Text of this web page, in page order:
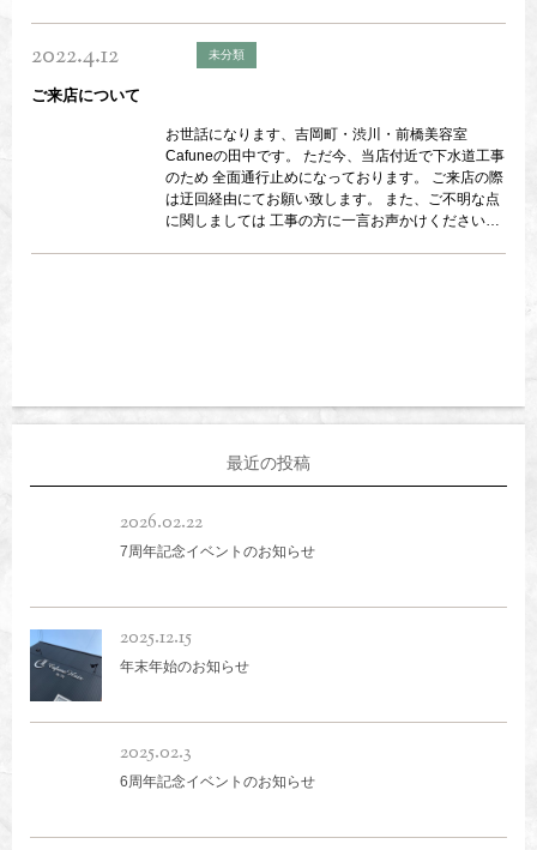
2022.4.12 未分類
ご来店について
お世話になります、吉岡町・渋川・前橋美容室
Cafuneの田中です。 ただ今、当店付近で下水道工事
のため 全面通行止めになっております。 ご来店の際
は迂回経由にてお願い致します。 また、ご不明な点
に関しましては 工事の方に一言お声かけください。
最近の投稿
2026.02.22
7周年記念イベントのお知らせ
2025.12.15
年末年始のお知らせ
2025.02.3
6周年記念イベントのお知らせ